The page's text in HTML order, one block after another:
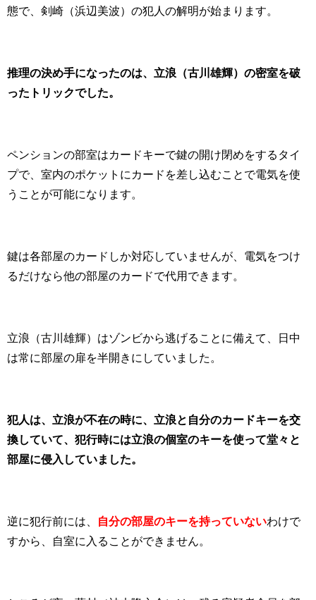
態で、剣崎（浜辺美波）の犯人の解明が始まります。
推理の決め手になったのは、立浪（古川雄輝）の密室を破
ったトリックでした。
ペンションの部室はカードキーで鍵の開け閉めをするタイ
プで、室内のポケットにカードを差し込むことで電気を使
うことが可能になります。
鍵は各部屋のカードしか対応していませんが、電気をつけ
るだけなら他の部屋のカードで代用できます。
立浪（古川雄輝）はゾンビから逃げることに備えて、日中
は常に部屋の扉を半開きにしていました。
犯人は、立浪が不在の時に、立浪と自分のカードキーを交
換していて、犯行時には立浪の個室のキーを使って堂々と
部屋に侵入していました。
逆に犯行前には、 自分の部屋のキーを持っていないわけで
すから、自室に入ることができません。